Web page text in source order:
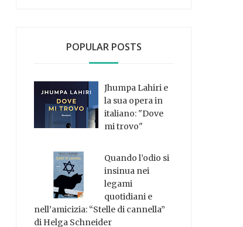
POPULAR POSTS
Jhumpa Lahiri e
la sua opera in
italiano: "Dove
mi trovo"
Quando l’odio si
insinua nei
legami
quotidiani e
nell’amicizia: “Stelle di cannella”
di Helga Schneider